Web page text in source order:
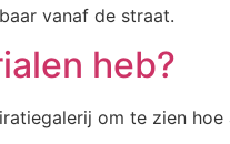
vanaf de straat.
heb?
om te zien